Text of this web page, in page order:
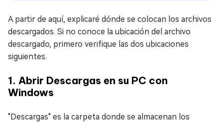
A partir de aquí, explicaré dónde se colocan los archivos
descargados. Si no conoce la ubicación del archivo
descargado, primero verifique las dos ubicaciones
siguientes.
1. Abrir Descargas en su PC con
Windows
"Descargas" es la carpeta donde se almacenan los